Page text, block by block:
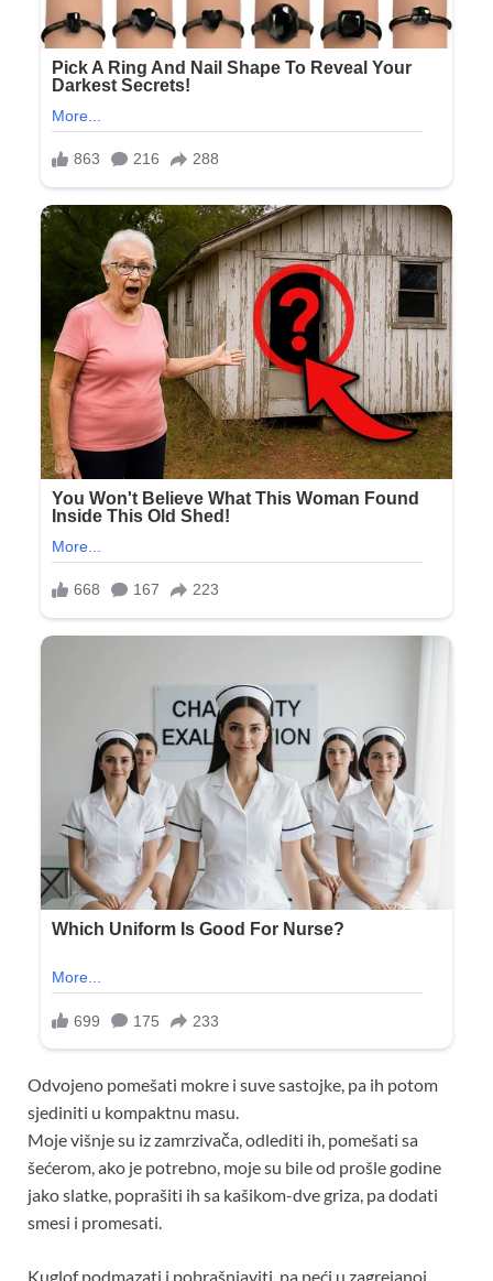
Odvojeno pomešati mokre i suve sastojke, pa ih potom
sjediniti u kompaktnu masu.
Moje višnje su iz zamrzivača, odlediti ih, pomešati sa
šećerom, ako je potrebno, moje su bile od prošle godine
jako slatke, poprašiti ih sa kašikom-dve griza, pa dodati
smesi i promesati.
Kuglof podmazati i pobrašnjaviti, pa peći u zagrejanoj